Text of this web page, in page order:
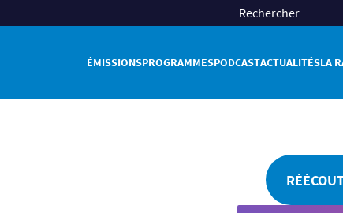
ÉMISSIONSPROGRAMMESPODCASTACTUALITÉSLA